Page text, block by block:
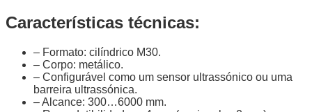
Características técnicas:
– Formato: cilíndrico M30.
– Corpo: metálico.
– Configurável como um sensor ultrassónico ou uma
barreira ultrassónica.
– Alcance: 300…6000 mm.